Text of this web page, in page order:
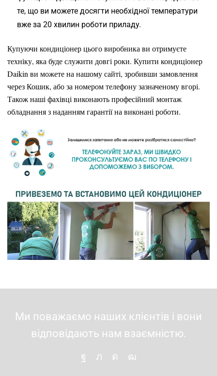
те, що ви можете досягти необхідної температури
вже за 20 хвилин роботи приладу.
Купуючи кондиціонер цього виробника ви отримуєте
техніку, яка буде служити довгі роки. Купити кондиціонер
Daikin ви можете на нашому сайті, зробивши замовлення
через Кошик, або за номером телефону зазначеному вгорі.
Також наші фахівці виконають професійний монтаж
обладнання з наданням гарантії на виконані роботи.
Ми поважаємо наших клієнтів і вони
відповідають нам взаємністю.